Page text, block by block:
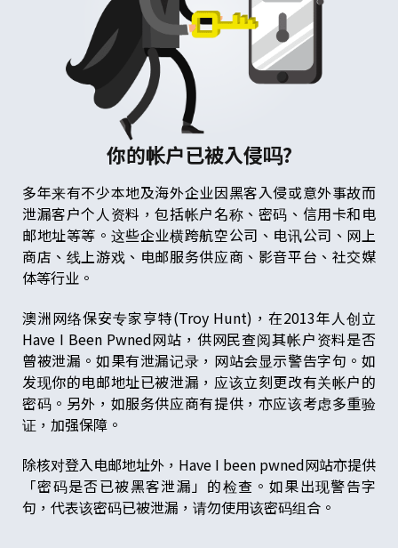
你的帐户已被入侵吗?
多年来有不少本地及海外企业因黑客入侵或意外事故而
泄漏客户个人资料，包括帐户名称、密码、信用卡和电
邮地址等等。这些企业横跨航空公司、电讯公司、网上
商店、线上游戏、电邮服务供应商、影音平台、社交媒
体等行业。
澳洲网络保安专家亨特(Troy Hunt)，在2013年人创立
Have I Been Pwned网站，供网民查阅其帐户资料是否
曾被泄漏。如果有泄漏记录，网站会显示警告字句。如
发现你的电邮地址已被泄漏，应该立刻更改有关帐户的
密码。另外，如服务供应商有提供，亦应该考虑多重验
证，加强保障。
除核对登入电邮地址外，Have I been pwned网站亦提供
「密码是否已被黑客泄漏」的检查。如果出现警告字
句，代表该密码已被泄漏，请勿使用该密码组合。